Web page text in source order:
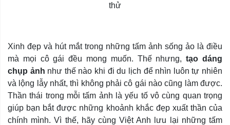
thử
Xinh đẹp và hút mắt trong những tấm ảnh sống ảo là điều
mà mọi cô gái đều mong muốn. Thế nhưng,tạo dáng
chụp ảnh như thế nào khi đi du lịch để nhìn luôn tự nhiên
và lộng lẫy nhất, thì không phải cô gái nào cũng làm được.
Thần thái trong mỗi tấm ảnh là yếu tố vô cùng quan trọng
giúp bạn bắt được những khoảnh khắc đẹp xuất thần của
chính mình. Vì thế, hãy cùng Việt Anh lưu lại những tấm